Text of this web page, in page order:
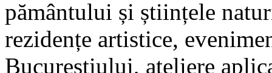
pământului și științele
rezidențe artistice,
Bucureștiului, ateliere